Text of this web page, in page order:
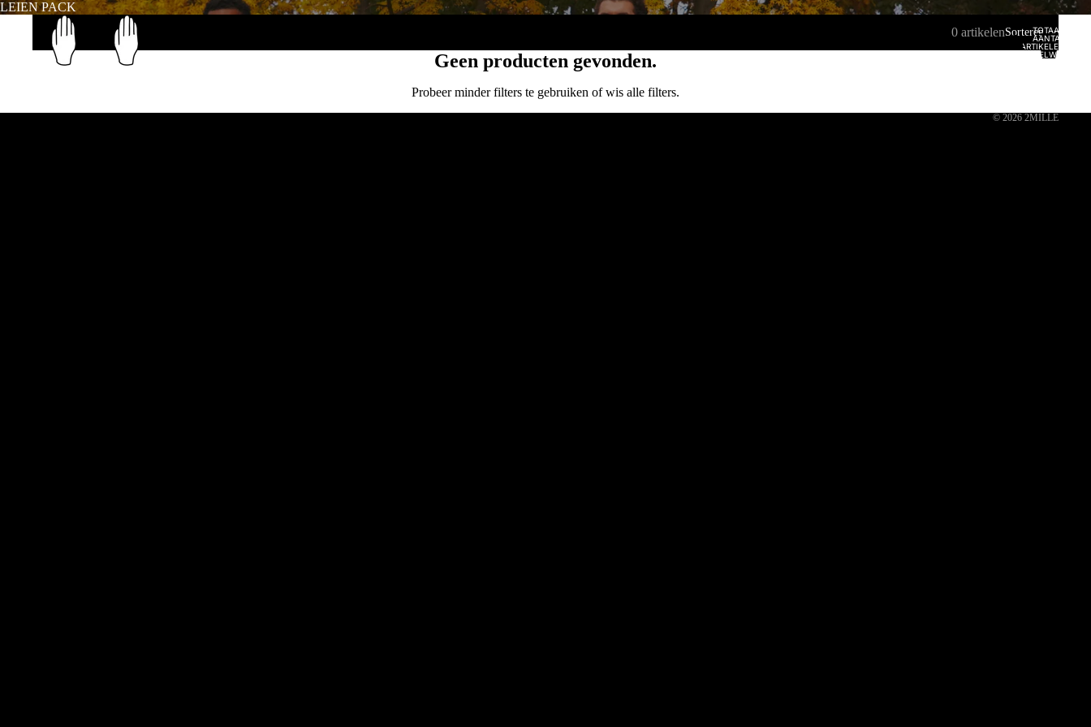
TOTAAL
AANTAL
ARTIKELEN IN
WINKELWAGEN:
LEIEN PACK
0 artikelenSorteren
Geen producten gevonden.
Probeer minder filters te gebruiken ofwis alle filters.
© 2026 2MILLE